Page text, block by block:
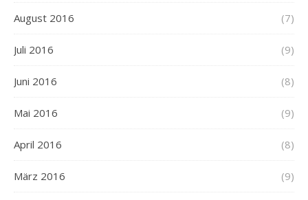
August 2016 (7)
Juli 2016 (9)
Juni 2016 (8)
Mai 2016 (9)
April 2016 (8)
März 2016 (9)